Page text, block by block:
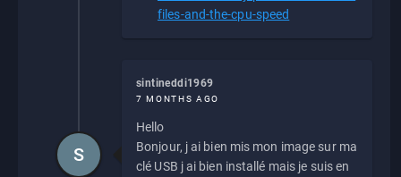
files-and-the-cpu-speed
sintineddi1969
7 MONTHS AGO
Hello
Bonjour, j ai bien mis mon image sur ma
clé USB j ai bien installé mais je suis en
S